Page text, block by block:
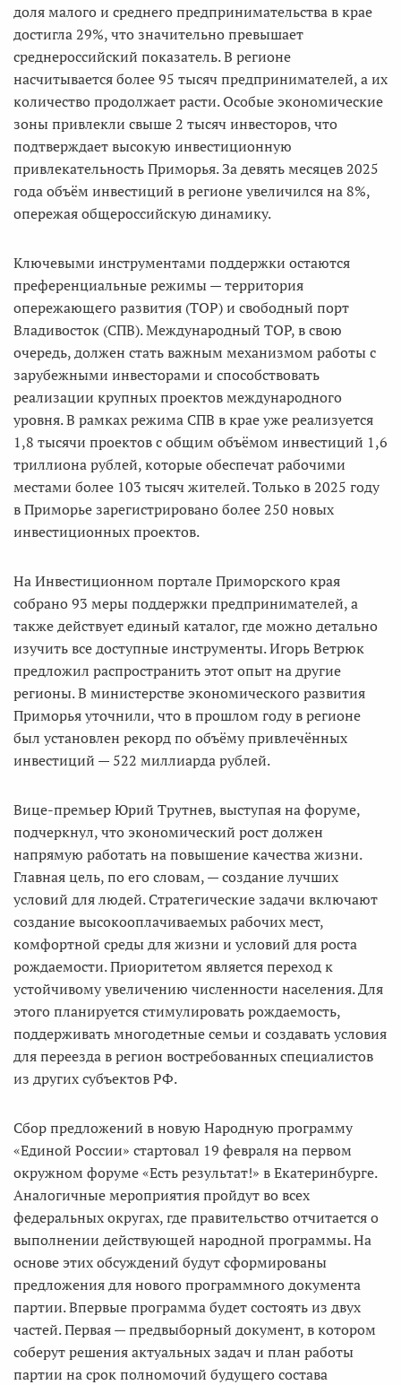
доля малого и среднего предпринимательства в крае
достигла 29%, что значительно превышает
среднероссийский показатель. В регионе
насчитывается более 95 тысяч предпринимателей, а их
количество продолжает расти. Особые экономические
зоны привлекли свыше 2 тысяч инвесторов, что
подтверждает высокую инвестиционную
привлекательность Приморья. За девять месяцев 2025
года объём инвестиций в регионе увеличился на 8%,
опережая общероссийскую динамику.
Ключевыми инструментами поддержки остаются
преференциальные режимы — территория
опережающего развития (ТОР) и свободный порт
Владивосток (СПВ). Международный ТОР, в свою
очередь, должен стать важным механизмом работы с
зарубежными инвесторами и способствовать
реализации крупных проектов международного
уровня. В рамках режима СПВ в крае уже реализуется
1,8 тысячи проектов с общим объёмом инвестиций 1,6
триллиона рублей, которые обеспечат рабочими
местами более 103 тысяч жителей. Только в 2025 году
в Приморье зарегистрировано более 250 новых
инвестиционных проектов.
На Инвестиционном портале Приморского края
собрано 93 меры поддержки предпринимателей, а
также действует единый каталог, где можно детально
изучить все доступные инструменты. Игорь Ветрюк
предложил распространить этот опыт на другие
регионы. В министерстве экономического развития
Приморья уточнили, что в прошлом году в регионе
был установлен рекорд по объёму привлечённых
инвестиций — 522 миллиарда рублей.
Вице-премьер Юрий Трутнев, выступая на форуме,
подчеркнул, что экономический рост должен
напрямую работать на повышение качества жизни.
Главная цель, по его словам, — создание лучших
условий для людей. Стратегические задачи включают
создание высокооплачиваемых рабочих мест,
комфортной среды для жизни и условий для роста
рождаемости. Приоритетом является переход к
устойчивому увеличению численности населения. Для
этого планируется стимулировать рождаемость,
поддерживать многодетные семьи и создавать условия
для переезда в регион востребованных специалистов
из других субъектов РФ.
Сбор предложений в новую Народную программу
«Единой России» стартовал 19 февраля на первом
окружном форуме «Есть результат!» в Екатеринбурге.
Аналогичные мероприятия пройдут во всех
федеральных округах, где правительство отчитается о
выполнении действующей народной программы. На
основе этих обсуждений будут сформированы
предложения для нового программного документа
партии. Впервые программа будет состоять из двух
частей. Первая — предвыборный документ, в котором
соберут решения актуальных задач и план работы
партии на срок полномочий будущего состава